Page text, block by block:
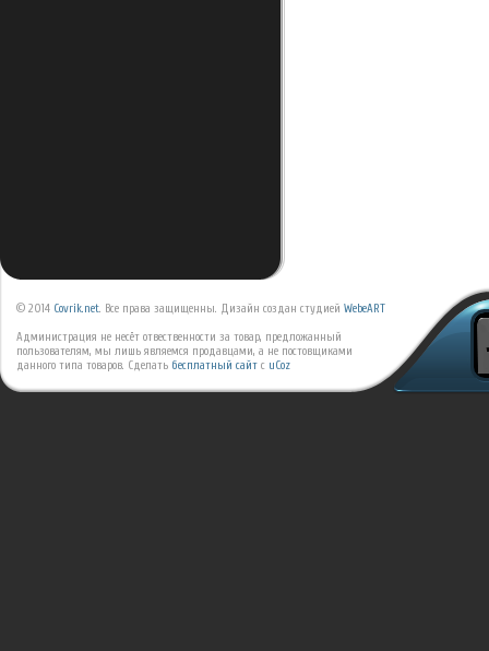
© 2014 Covrik.net. Все права защищенны. Дизайн создан студией WebeART
Администрация не несёт отвественности за товар, предложанный
пользователям, мы лишь являемся продавцами, а не постовщиками
данного типа товаров. Сделать бесплатный сайт с uCoz